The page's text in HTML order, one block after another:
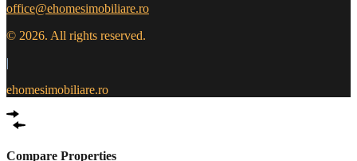
office@ehomesimobiliare.ro
© 2026. All rights reserved.
|
ehomesimobiliare.ro
Compare Properties